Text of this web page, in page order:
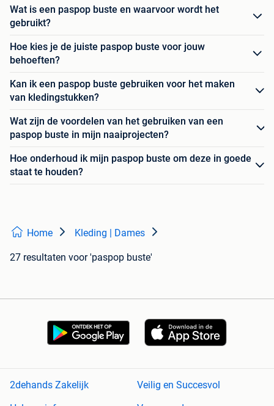
Wat is een paspop buste en waarvoor wordt het
gebruikt?
Hoe kies je de juiste paspop buste voor jouw
behoeften?
Kan ik een paspop buste gebruiken voor het maken
van kledingstukken?
Wat zijn de voordelen van het gebruiken van een
paspop buste in mijn naaiprojecten?
Hoe onderhoud ik mijn paspop buste om deze in goede
staat te houden?
Home Kleding | Dames
27 resultaten voor 'paspop buste'
2dehands Zakelijk
Veilig en Succesvol